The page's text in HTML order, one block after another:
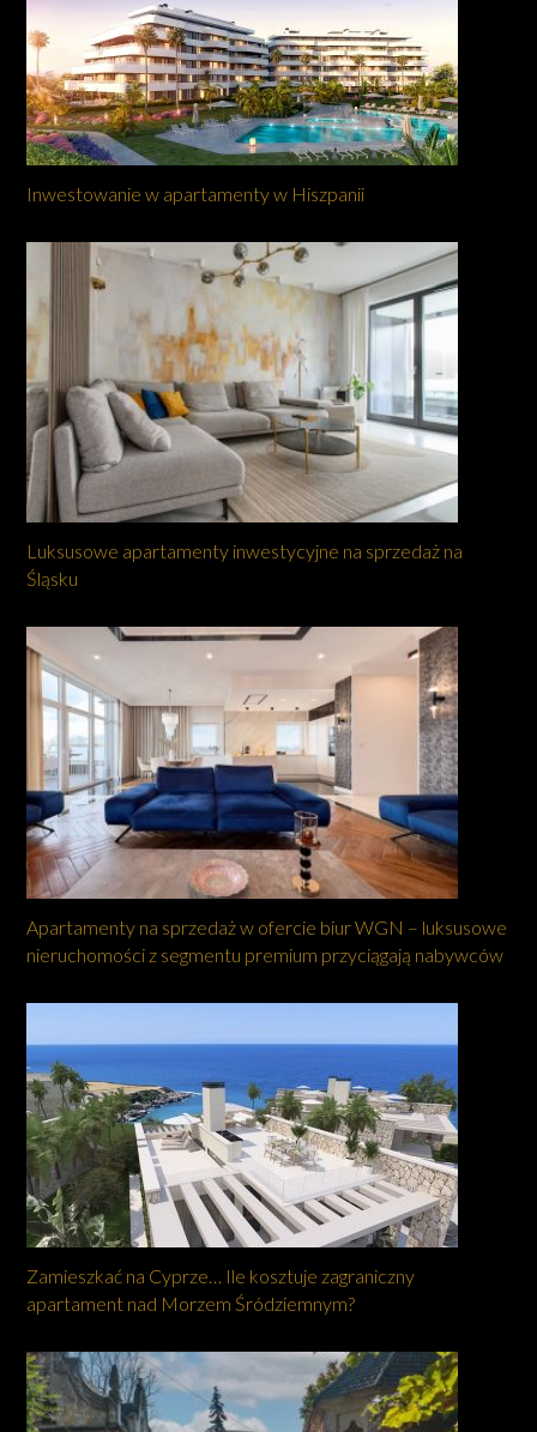
Inwestowanie w apartamenty w Hiszpanii
Luksusowe apartamenty inwestycyjne na sprzedaż na
Śląsku
Apartamenty na sprzedaż w ofercie biur WGN – luksusowe
nieruchomości z segmentu premium przyciągają nabywców
Zamieszkać na Cyprze… Ile kosztuje zagraniczny
apartament nad Morzem Śródziemnym?